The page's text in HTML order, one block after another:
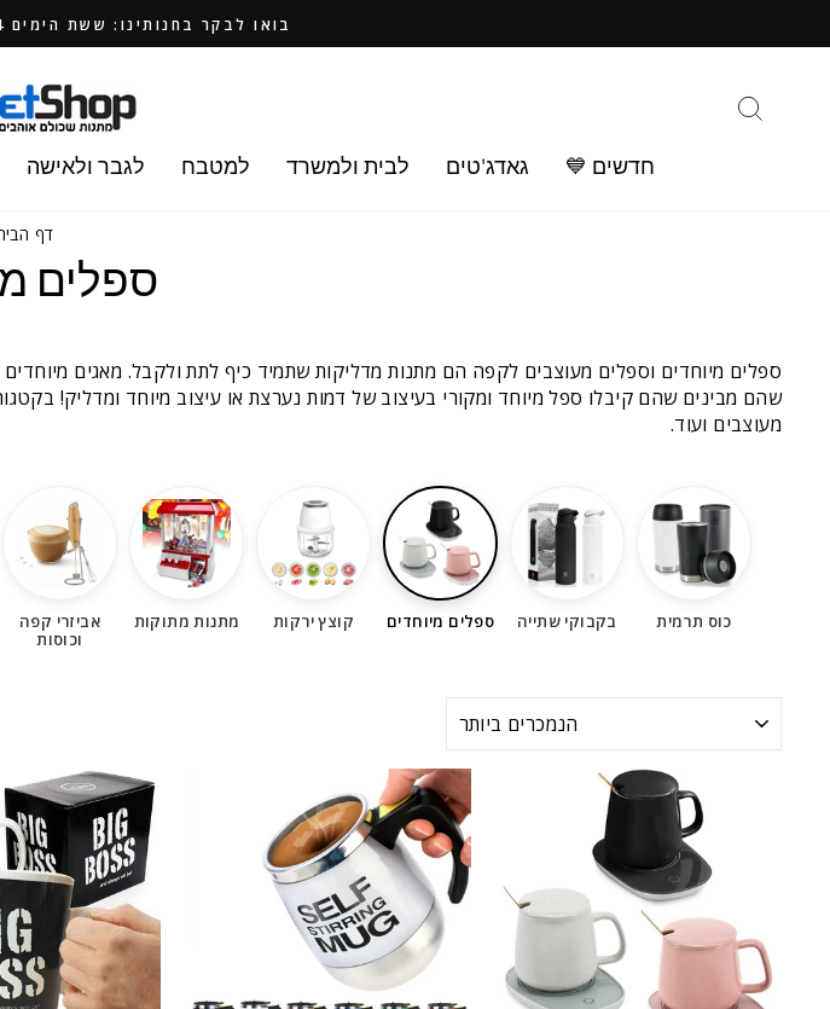
בואו לבקר בחנותינו: ששת הימים 14, בני ברק (מול קניון איילון)
חדשים 💙 גאדג'טים לבית ולמשרד למטבח לגבר ולאישה
דף
ספלים
ספלים מיוחדים וספלים מעוצבים לקפה הם מתנות מדליקות שתמיד כיף לתת ולקבל. מאגים
שהם מבינים שהם קיבלו ספל מיוחד ומקורי בעיצוב של דמות נערצת או עיצוב מיוחד ומדליק!
מעוצבים ועוד.
כוס תרמית בקבוקי שתייה ספלים מיוחדים קוצץ ירקות מתנות מתוקות
אביזרי קפה
וכוסות
מיון